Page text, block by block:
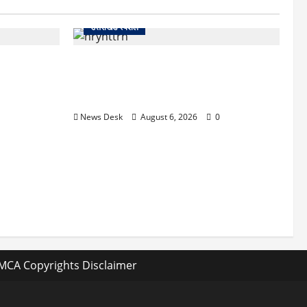
उत्तराखंड स्पेशल
News Desk August 6, 2026 0
Copyrights Disclaimer